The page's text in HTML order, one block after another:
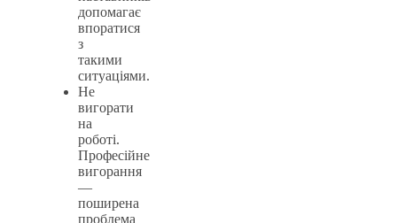
допомагає
впоратися
з
такими
ситуаціями.
Не
вигорати
на
роботі.
Професійне
вигорання
—
поширена
проблема